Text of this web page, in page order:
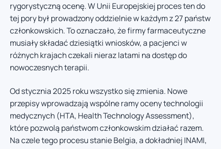
rygorystyczną ocenę. W Unii Europejskiej proces ten do
tej pory był prowadzony oddzielnie w każdym z 27 państw
członkowskich. To oznaczało, że firmy farmaceutyczne
musiały składać dziesiątki wniosków, a pacjenci w
różnych krajach czekali nieraz latami na dostęp do
nowoczesnych terapii.
Od stycznia 2025 roku wszystko się zmienia. Nowe
przepisy wprowadzają wspólne ramy oceny technologii
medycznych (HTA, Health Technology Assessment),
które pozwolą państwom członkowskim działać razem.
Na czele tego procesu stanie Belgia, a dokładniej INAMI,